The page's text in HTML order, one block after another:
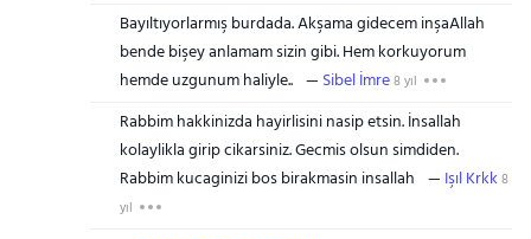
Bayıltıyorlarmış burdada. Akşama gidecem inşaAllah
bende bişey anlamam sizin gibi. Hem korkuyorum
hemde uzgunum haliyle..
Sibel İmre8 yıl
Rabbim hakkinizda hayirlisini nasip etsin. İnsallah
kolaylikla girip cikarsiniz. Gecmis olsun simdiden.
Rabbim kucaginizi bos birakmasin insallah
Işıl Krkk 8
yıl